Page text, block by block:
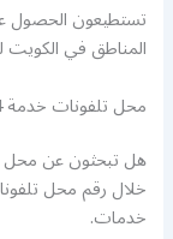
تستطيعون الحصول
المناطق في الكويت
محل تلفونات خدمة 24 ساعة
خلال رقم محل
خدمات.